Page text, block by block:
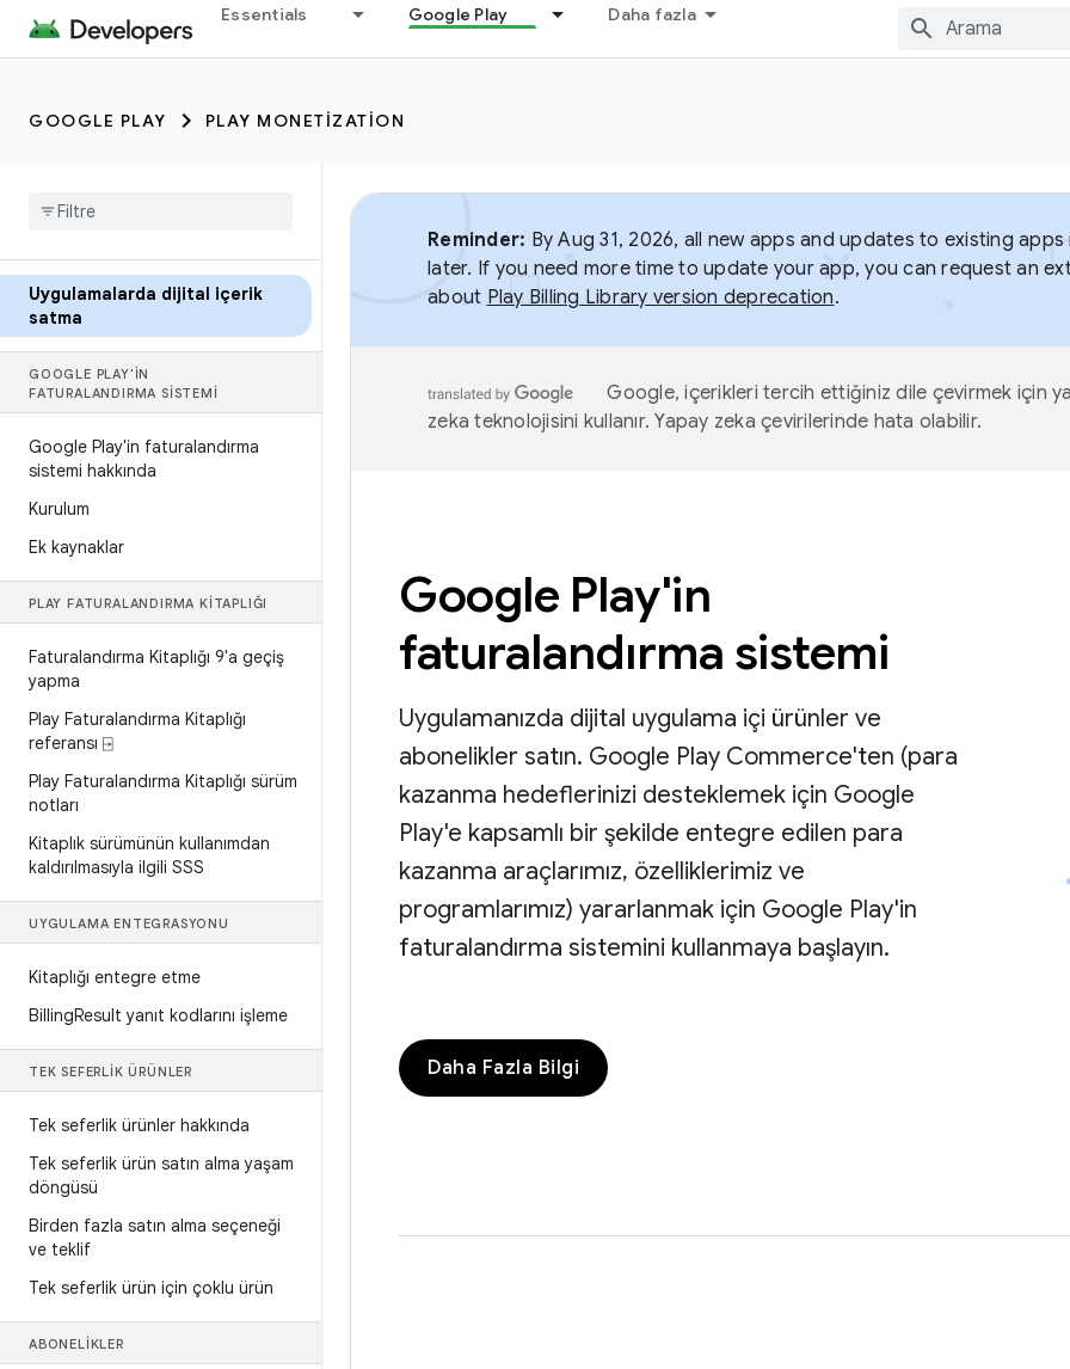
Essentials Google Play Daha fazla
GOOGLE PLAY PLAY MONETIZATION
Uygulamalarda dijital içerik
satma
GOOGLE PLAY'IN
FATURALANDIRMA SISTEMI
Google Play'in faturalandırma
sistemi hakkında
Kurulum
Ek kaynaklar
PLAY FATURALANDIRMA KITAPLIĞI
Faturalandırma Kitaplığı 9'a geçiş
yapma
Play Faturalandırma Kitaplığı
referansı ⍈
Play Faturalandırma Kitaplığı sürüm
notları
Kitaplık sürümünün kullanımdan
kaldırılmasıyla ilgili SSS
UYGULAMA ENTEGRASYONU
Kitaplığı entegre etme
BillingResult yanıt kodlarını işleme
TEK SEFERLIK ÜRÜNLER
Tek seferlik ürünler hakkında
Tek seferlik ürün satın alma yaşam
döngüsü
Birden fazla satın alma seçeneği
ve teklif
Tek seferlik ürün için çoklu ürün
ABONELIKLER
Reminder: By Aug 31, 2026, all new apps and updates to existing
later. If you need more time to update your app, you can request an
about Play Billing Library version deprecation.
Google, içerikleri tercih ettiğiniz dile çevirmek için
zeka teknolojisini kullanır. Yapay zeka çevirilerinde hata olabilir.
Google Play'in
faturalandırma sistemi
Uygulamanızda dijital uygulama içi ürünler ve
abonelikler satın. Google Play Commerce'ten (para
kazanma hedeflerinizi desteklemek için Google
Play'e kapsamlı bir şekilde entegre edilen para
kazanma araçlarımız, özelliklerimiz ve
programlarımız) yararlanmak için Google Play'in
faturalandırma sistemini kullanmaya başlayın.
Daha Fazla Bilgi